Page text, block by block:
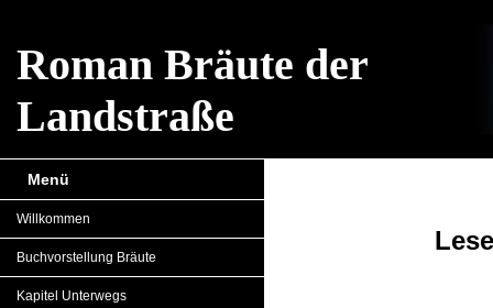
Roman Bräute der
Landstraße
Menü
Willkommen
Buchvorstellung Bräute
Kapitel Unterwegs